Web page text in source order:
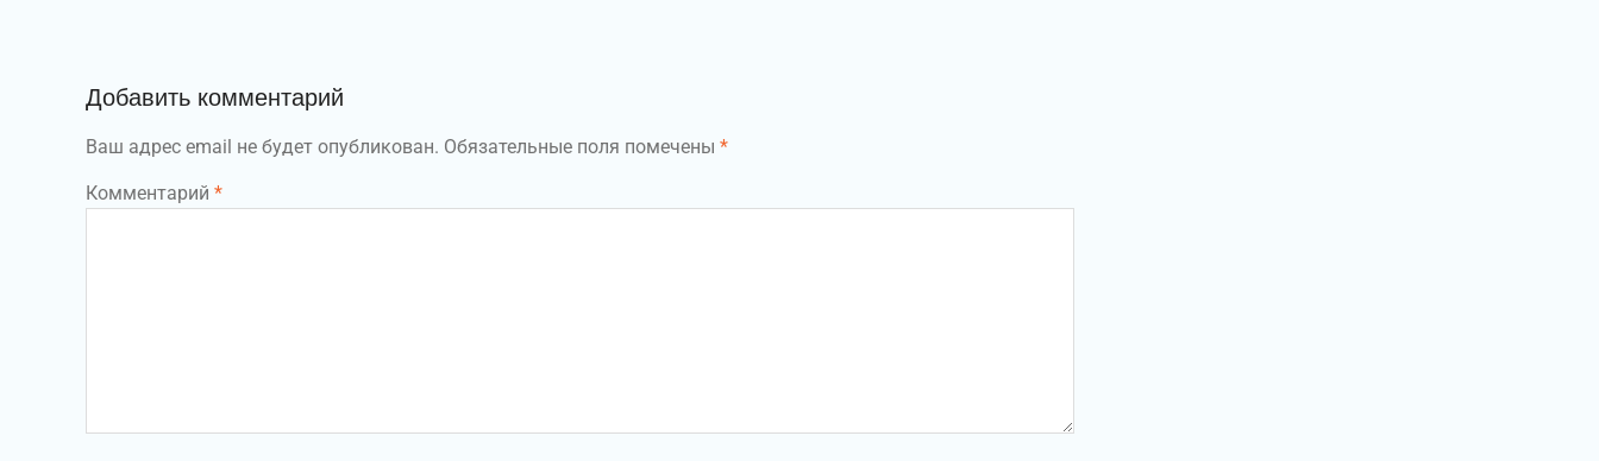
Добавить комментарий
Ваш адрес email не будет опубликован. Обязательные поля помечены *
Комментарий *